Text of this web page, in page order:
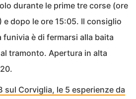
durante le prime tre corse (ore
dopo le ore 15:05. Il consiglio
funivia è di fermarsi alla baita
tramonto. Apertura in alta
sul Corviglia, le 5 esperienze da